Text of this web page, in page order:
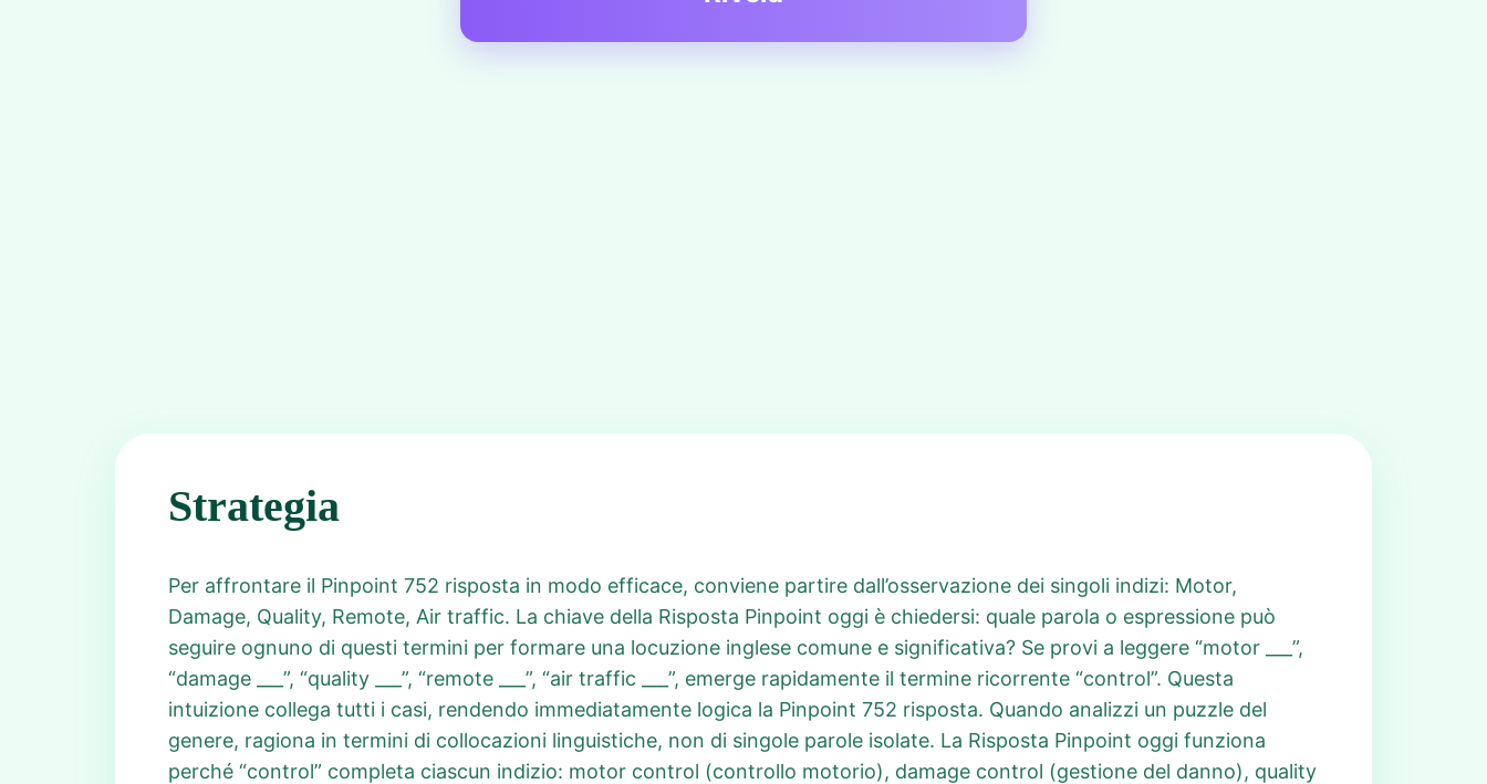
Strategia
Per affrontare il Pinpoint 752 risposta in modo efficace, conviene partire dall’osservazione dei singoli indizi: Motor,
Damage, Quality, Remote, Air traffic. La chiave della Risposta Pinpoint oggi è chiedersi: quale parola o espressione può
seguire ognuno di questi termini per formare una locuzione inglese comune e significativa? Se provi a leggere “motor ___”,
“damage ___”, “quality ___”, “remote ___”, “air traffic ___”, emerge rapidamente il termine ricorrente “control”. Questa
intuizione collega tutti i casi, rendendo immediatamente logica la Pinpoint 752 risposta. Quando analizzi un puzzle del
genere, ragiona in termini di collocazioni linguistiche, non di singole parole isolate. La Risposta Pinpoint oggi funziona
perché “control” completa ciascun indizio: motor control (controllo motorio), damage control (gestione del danno), quality